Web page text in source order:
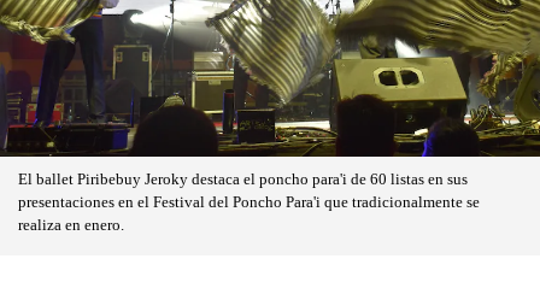
El ballet Piribebuy Jeroky destaca el poncho para'i de 60 listas en sus
presentaciones en el Festival del Poncho Para'i que tradicionalmente se
realiza en enero.